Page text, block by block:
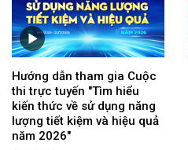
Hướng dẫn tham gia Cuộc
thi trực tuyến "Tìm hiểu
kiến thức về sử dụng năng
lượng tiết kiệm và hiệu quả
năm 2026"